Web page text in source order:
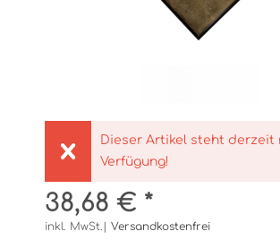
Dieser Artikel steht derzeit
Verfügung!
38,68 € *
inkl. MwSt.| Versandkostenfrei